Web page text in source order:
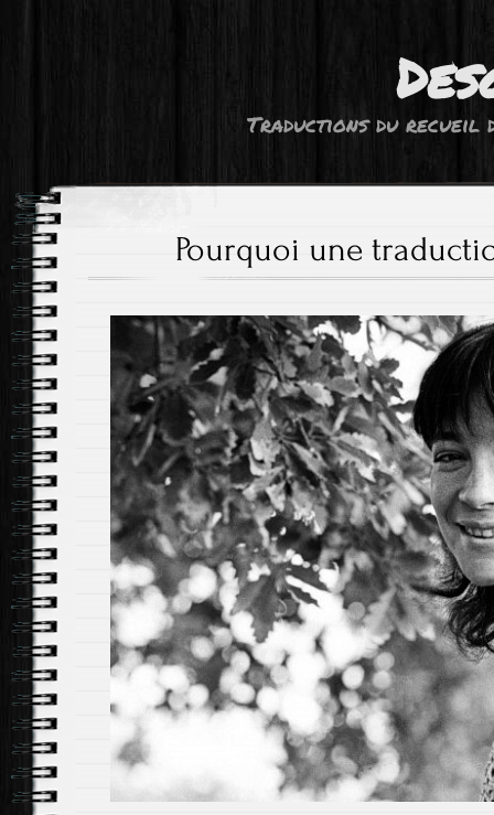
Traductions du recueil
Pourquoi une